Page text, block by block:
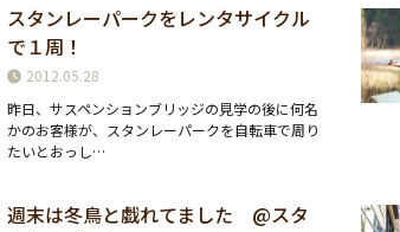
スタンレーパークをレンタサイクル
で１周！
2012.05.28
昨日、サスペンションブリッジの見学の後に何名
かのお客様が、スタンレーパークを自転車で周り
たいとおっし…
週末は冬鳥と戯れてました @スタ